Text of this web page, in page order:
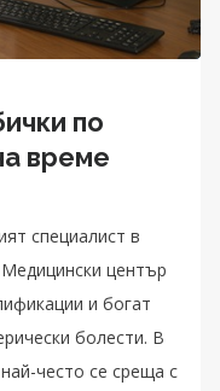
по
време
специалист в
център
и богат
болести. В
често се среща с